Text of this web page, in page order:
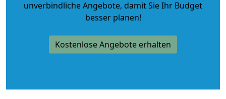
unverbindliche Angebote, damit Sie Ihr Budget
besser planen!
Kostenlose Angebote erhalten